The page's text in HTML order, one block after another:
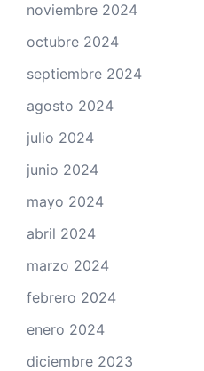
noviembre 2024
octubre 2024
septiembre 2024
agosto 2024
julio 2024
junio 2024
mayo 2024
abril 2024
marzo 2024
febrero 2024
enero 2024
diciembre 2023